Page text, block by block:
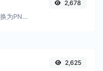
轻松将GIF图像文件转换为PNG。
2,678
2,625